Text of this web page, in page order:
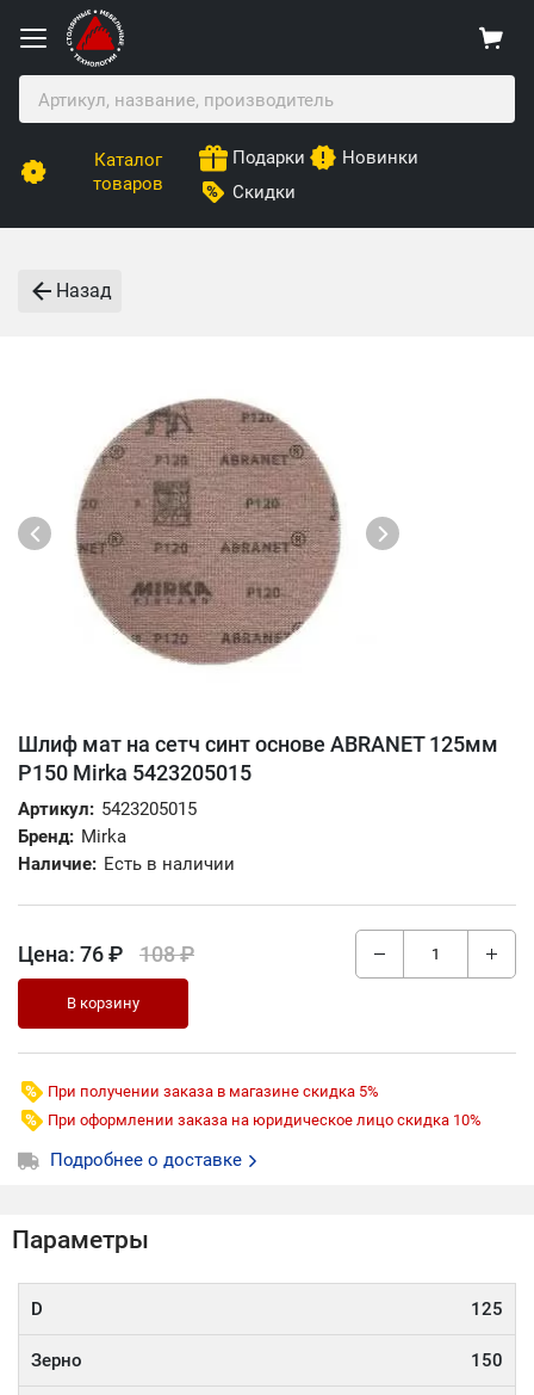
Каталог
товаров
Подарки
Новинки
Скидки
Назад
Шлиф мат на сетч синт основе ABRANET 125мм
Р150 Mirka 5423205015
Артикул: 5423205015
Бренд: Mirka
Наличие: Есть в наличии
Цена: 76 ₽ 108 ₽
В корзину
При получении заказа в магазине скидка 5%
При оформлении заказа на юридическое лицо скидка 10%
Подробнее о доставке
Параметры
D 125
Зерно 150